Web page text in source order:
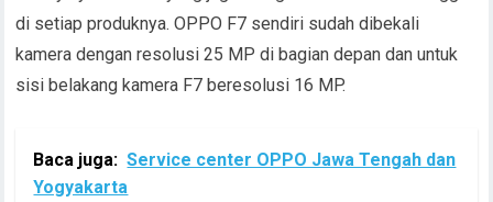
di setiap produknya. OPPO F7 sendiri sudah dibekali
kamera dengan resolusi 25 MP di bagian depan dan untuk
sisi belakang kamera F7 beresolusi 16 MP.
Baca juga: Service center OPPO Jawa Tengah dan
Yogyakarta